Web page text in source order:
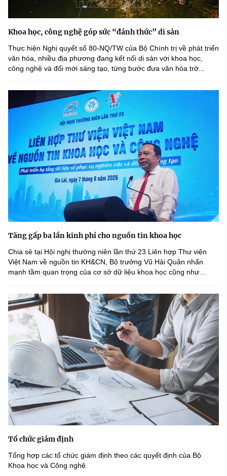
Khoa học, công nghệ góp sức “đánh thức” di sản
Thực hiện Nghị quyết số 80-NQ/TW của Bộ Chính trị về phát triển
văn hóa, nhiều địa phương đang kết nối di sản với khoa học,
công nghệ và đổi mới sáng tạo, từng bước đưa văn hóa trở...
Tăng gấp ba lần kinh phí cho nguồn tin khoa học
Chia sẻ tại Hội nghị thường niên lần thứ 23 Liên hợp Thư viện
Việt Nam về nguồn tin KH&CN, Bộ trưởng Vũ Hải Quân nhấn
mạnh tầm quan trọng của cơ sở dữ liệu khoa học cũng như...
Tổ chức giám định
Tổng hợp các tổ chức giám định theo các quyết định của Bộ
Khoa học và Công nghệ.